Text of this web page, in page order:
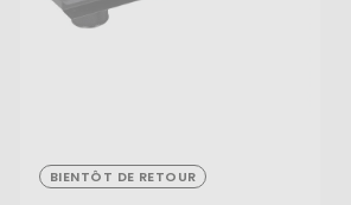
BIENTÔT DE RETOUR
69,00 €